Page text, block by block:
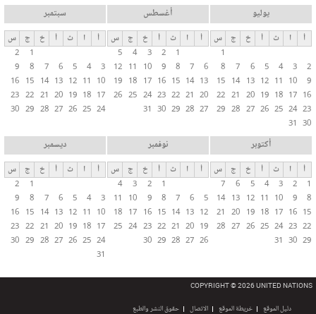
يوليو
أ ا ث أ خ ج
س
1
2
3
4
5
6
7
8
9
10
11
12
13
14
15
16
17
18
19
20
21
22
23
24
25
26
27
28
29
30
31
أغسطس
أ ا ث أ خ ج
س
1
2
3
4
5
6
7
8
9
10
11
12
13
14
15
16
17
18
19
20
21
22
23
24
25
26
27
28
29
30
31
سبتمبر
أ ا ث أ خ ج
س
1
2
3
4
5
6
7
8
9
10
11
12
13
14
15
16
17
18
19
20
21
22
23
24
25
26
27
28
29
30
أكتوبر
أ ا ث أ خ ج
س
1
2
3
4
5
6
7
8
9
10
11
12
13
14
15
16
17
18
19
20
21
22
23
24
25
26
27
28
29
30
31
نوفمبر
أ ا ث أ خ ج
س
1
2
3
4
5
6
7
8
9
10
11
12
13
14
15
16
17
18
19
20
21
22
23
24
25
26
27
28
29
30
ديسمبر
أ ا ث أ خ ج
س
1
2
3
4
5
6
7
8
9
10
11
12
13
14
15
16
17
18
19
20
21
22
23
24
25
26
27
28
29
30
31
COPYRIGHT © 2026 UNITED NATIONS
دليل الموقع خريطة الموقع الاتصال حقوق النشر والطبع